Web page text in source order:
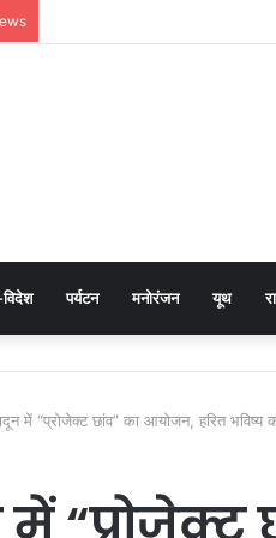
पर्यटन मनोरंजन यूथ
में “प्रोजेक्ट छांव” का आयोजन, हरित